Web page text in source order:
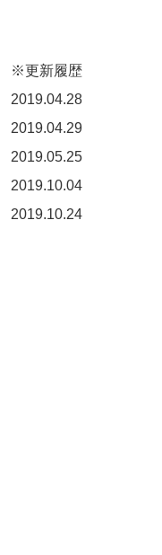
※更新履歴
2019.04.28
2019.04.29
2019.05.25
2019.10.04
2019.10.24